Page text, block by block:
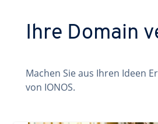
Ihre Domain
Machen Sie aus Ihren Ideen
von IONOS.